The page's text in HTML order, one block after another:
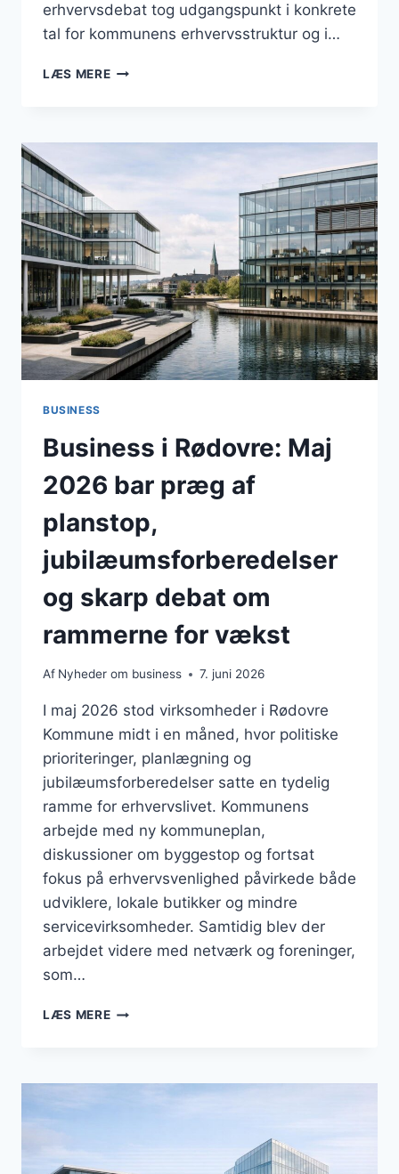
erhvervsdebat tog udgangspunkt i konkrete
tal for kommunens erhvervsstruktur og i…
LÆS MEREBUSINESS
INFRASTRUKTUR
LOKALE
I
JUNI
2026
BUSINESS
Business i Rødovre: Maj
2026 bar præg af
planstop,
jubilæumsforberedelser
og skarp debat om
rammerne for vækst
Af Nyheder om business 7. juni 2026
I maj 2026 stod virksomheder i Rødovre
Kommune midt i en måned, hvor politiske
prioriteringer, planlægning og
jubilæumsforberedelser satte en tydelig
ramme for erhvervslivet. Kommunens
arbejde med ny kommuneplan,
diskussioner om byggestop og fortsat
fokus på erhvervsvenlighed påvirkede både
udviklere, lokale butikker og mindre
servicevirksomheder. Samtidig blev der
arbejdet videre med netværk og foreninger,
som…
LÆS MEREBUSINESS
2026